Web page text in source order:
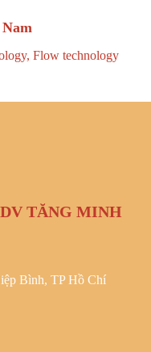
, Flow technology
TĂNG MINH
Bình, TP Hồ Chí